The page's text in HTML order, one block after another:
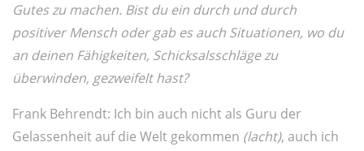
Gutes zu machen. Bist du ein durch und durch
positiver Mensch oder gab es auch Situationen, wo du
an deinen Fähigkeiten, Schicksalsschläge zu
überwinden, gezweifelt hast?
Frank Behrendt: Ich bin auch nicht als Guru der
Gelassenheit auf die Welt gekommen (lacht), auch ich